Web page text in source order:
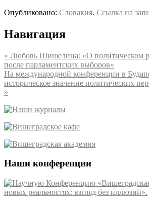
Опубликовано: Словакия. Ссылка на
Навигация
« Любовь Шишелина: «О политическом
после парламентских выборов»
На международной конференции в
историческое значение политических
»
Наши конференции